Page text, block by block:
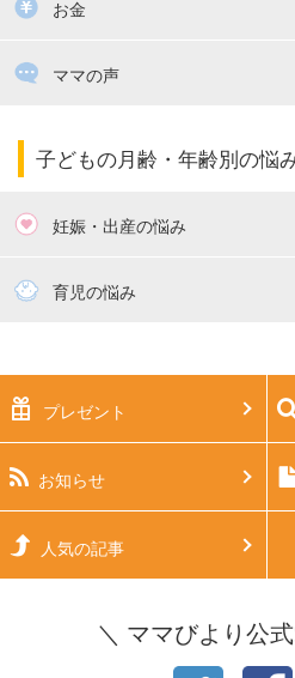
漫画
出産祝い・内祝い
お金
住宅購入ママの声
子育てコラム
子どもの月齢・年齢別の悩
妊娠・出産の悩み
妊活 育児の悩み
生後2ヶ月
生後4ヶ月
生後6ヶ月
プレゼント
お知らせ
人気の記事
＼ ママびより公